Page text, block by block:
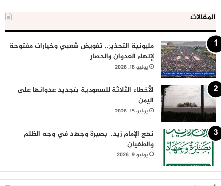
المقالات
مليونية التحذير.. تفويض شعبي وخيارات مفتوحة
لإنهاء العدوان والحصار
يوليو 18, 2026
الأخطاء الثلاثة للسعودية بتجديد عدوانها على
اليمن
يوليو 15, 2026
نهج الإمام زيد.. بصيرة وجهاد في وجه الظلم
والطغيان
يوليو 9, 2026